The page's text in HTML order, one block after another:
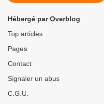
Hébergé par Overblog
Top articles
Pages
Contact
Signaler un abus
C.G.U.